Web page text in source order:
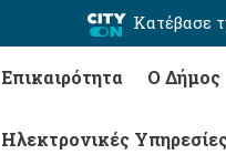
Κατέβασε
Επικαιρότητα Ο Δήμος
Ηλεκτρονικές